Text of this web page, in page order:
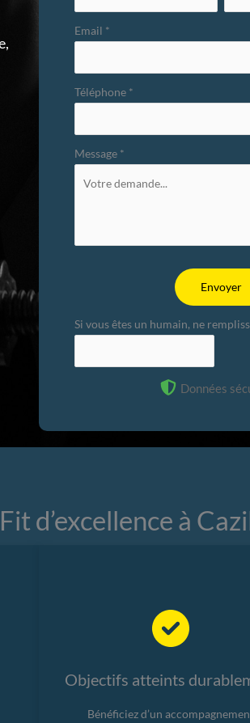
avec
téléphone
Email *
Téléphone *
Message *
Envoyer
Si vous êtes un humain, ne
Données
d’excellence à
Objectifs atteints
Bénéficiez d’un